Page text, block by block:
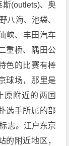
(outlets)、奥
八海、池袋、
峡、丰田汽车
重桥、隅田公
色的比赛有棒
球场，那里是
原附近的两国
选手所属的部
志。江户东京
的附近地区，